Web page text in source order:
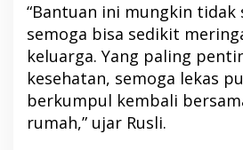
“Bantuan ini mungkin tidak
semoga bisa sedikit
keluarga. Yang paling
kesehatan, semoga lekas
berkumpul kembali
rumah,” ujar Rusli.